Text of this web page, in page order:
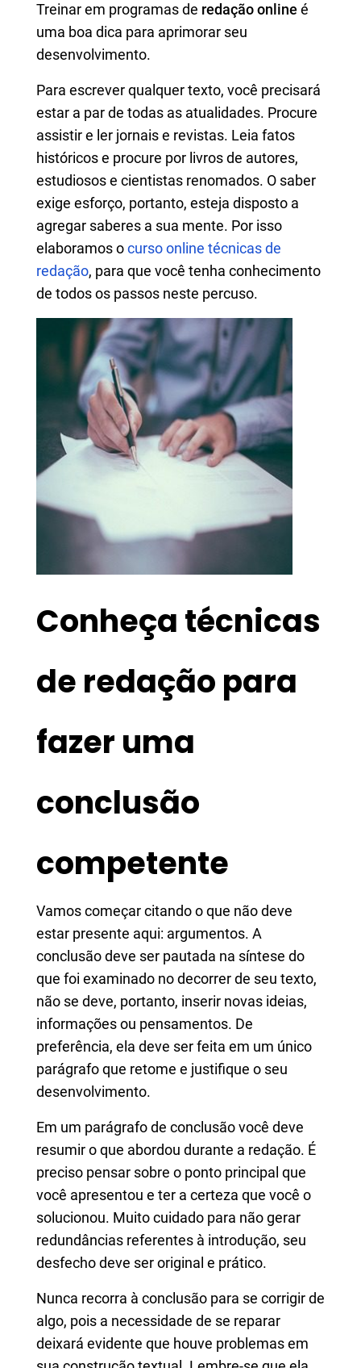
Treinar em programas de redação online é
uma boa dica para aprimorar seu
desenvolvimento.
Para escrever qualquer texto, você precisará
estar a par de todas as atualidades. Procure
assistir e ler jornais e revistas. Leia fatos
históricos e procure por livros de autores,
estudiosos e cientistas renomados. O saber
exige esforço, portanto, esteja disposto a
agregar saberes a sua mente. Por isso
elaboramos ocurso online técnicas de
redação, para que você tenha conhecimento
de todos os passos neste percuso.
Conheça técnicas
de redação para
fazer uma
conclusão
competente
Vamos começar citando o que não deve
estar presente aqui: argumentos. A
conclusão deve ser pautada na síntese do
que foi examinado no decorrer de seu texto,
não se deve, portanto, inserir novas ideias,
informações ou pensamentos. De
preferência, ela deve ser feita em um único
parágrafo que retome e justifique o seu
desenvolvimento.
Em um parágrafo de conclusão você deve
resumir o que abordou durante a redação. É
preciso pensar sobre o ponto principal que
você apresentou e ter a certeza que você o
solucionou. Muito cuidado para não gerar
redundâncias referentes à introdução, seu
desfecho deve ser original e prático.
Nunca recorra à conclusão para se corrigir de
algo, pois a necessidade de se reparar
deixará evidente que houve problemas em